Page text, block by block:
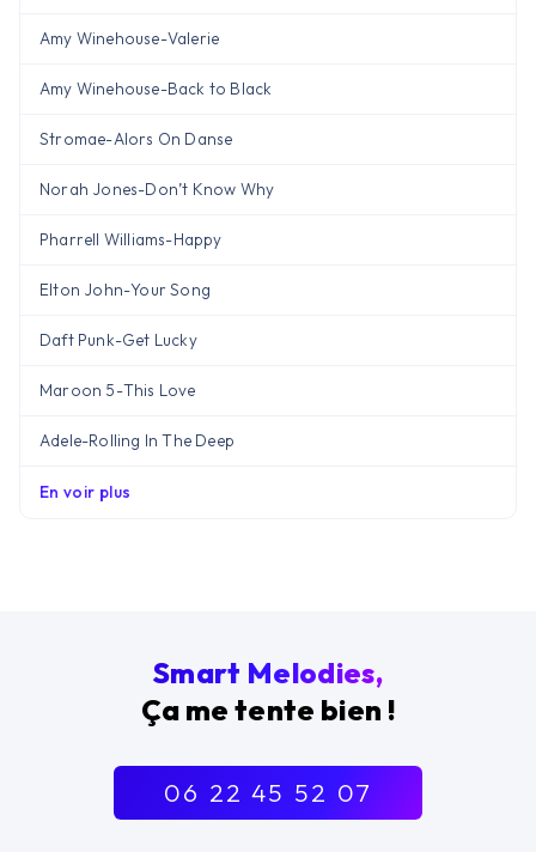
Amy Winehouse-Valerie
Amy Winehouse-Back to Black
Stromae-Alors On Danse
Norah Jones-Don’t Know Why
Pharrell Williams-Happy
Elton John-Your Song
Daft Punk-Get Lucky
Maroon 5-This Love
Adele-Rolling In The Deep
En voir plus
Smart Melodies,
Ça me tente bien !
06 22 45 52 07